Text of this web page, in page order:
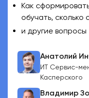
Как
обучать, сколько
и другие вопросы
Анатолий
ИТ Сервис-
Касперского
Владимир